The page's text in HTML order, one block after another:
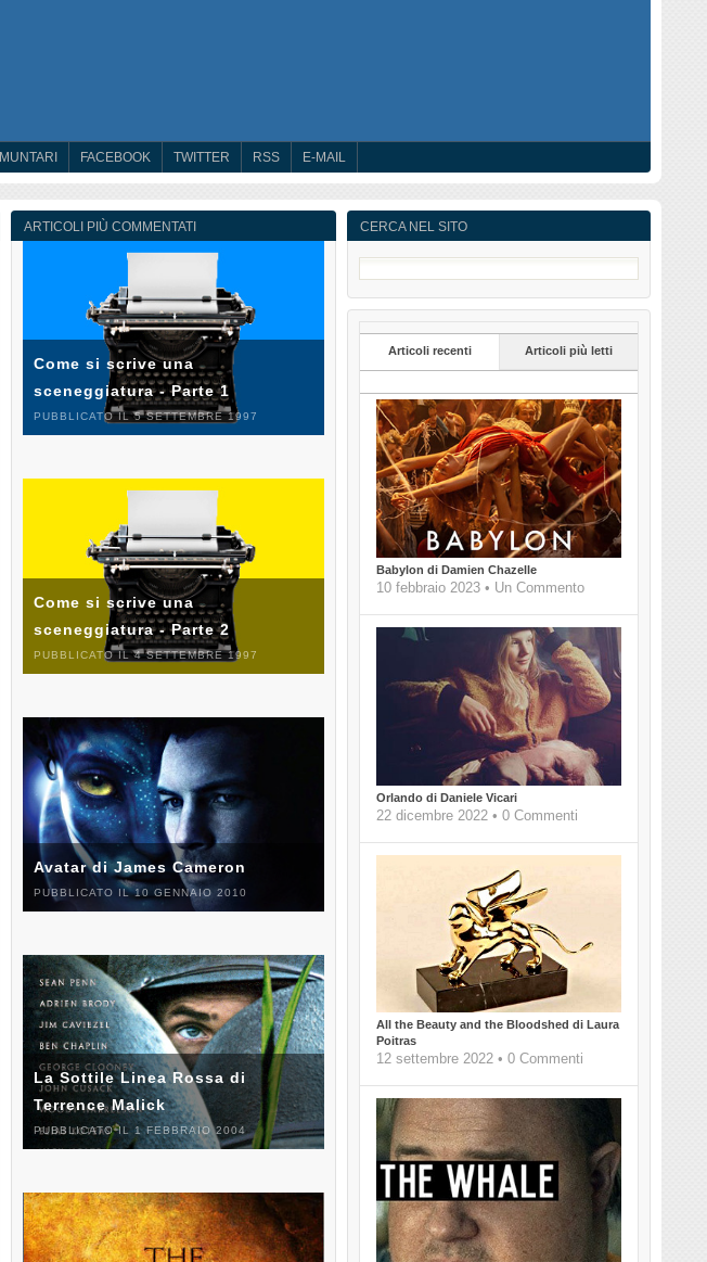
MUNTARI FACEBOOK TWITTER RSS E-MAIL
CERCA NEL SITO
Articoli recenti Articoli più letti
Babylon di Damien Chazelle
10 febbraio 2023 • Un Commento
Orlando di Daniele Vicari
22 dicembre 2022 • 0 Commenti
All the Beauty and the Bloodshed di Laura
Poitras
12 settembre 2022 • 0 Commenti
ARTICOLI PIÙ COMMENTATI
Come si scrive una
sceneggiatura - Parte 1
PUBBLICATO IL 5 SETTEMBRE 1997
Come si scrive una
sceneggiatura - Parte 2
PUBBLICATO IL 4 SETTEMBRE 1997
Avatar di James Cameron
PUBBLICATO IL 10 GENNAIO 2010
La Sottile Linea Rossa di
Terrence Malick
PUBBLICATO IL 1 FEBBRAIO 2004